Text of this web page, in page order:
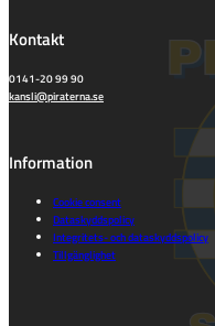
Kontakt
0141-20 99 90
kansli@piraterna.se
Information
Cookie consent
Dataskyddspolicy
Integritets- och dataskyddspolicy
Tillgänglighet